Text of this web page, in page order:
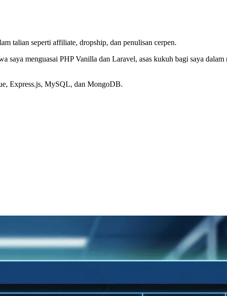
talian seperti affiliate, dropship, dan penulisan cerpen.
menguasai PHP Vanilla dan Laravel, asas kukuh bagi saya
Express.js, MySQL, dan MongoDB.